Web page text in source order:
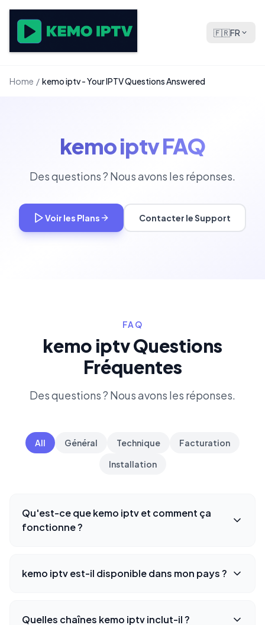
🇫🇷FR
Home / kemo iptv - Your IPTV Questions Answered
kemo iptv FAQ
Des questions ? Nous avons les réponses.
Voir les Plans Contacter le Support
FAQ
kemo iptv Questions
Fréquentes
Des questions ? Nous avons les réponses.
All Général Technique
Facturation
Installation
Qu'est-ce que kemo iptv et comment ça
fonctionne ?
kemo iptv est-il disponible dans mon pays ?
Quelles chaînes kemo iptv inclut-il ?